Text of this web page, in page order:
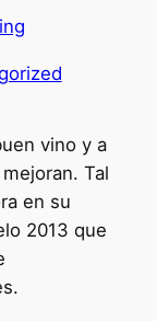
vino y a
Tal
en su
2013 que